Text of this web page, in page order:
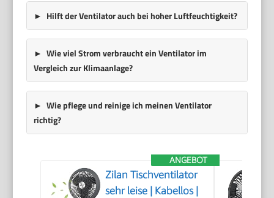
Hilft der Ventilator auch bei hoher Luftfeuchtigkeit?
Wie viel Strom verbraucht ein Ventilator im
Vergleich zur Klimaanlage?
Wie pflege und reinige ich meinen Ventilator
richtig?
ANGEBOT
Zilan Tischventilator
sehr leise | Kabellos |